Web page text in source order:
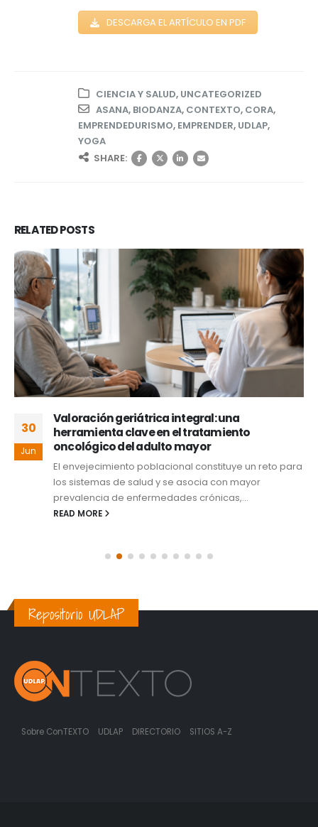
DESCARGA EL ARTÍCULO EN PDF
CIENCIA Y SALUD, UNCATEGORIZED
ASANA, BIODANZA, CONTEXTO, CORA,
EMPRENDEDURISMO, EMPRENDER, UDLAP,
YOGA
SHARE:
RELATEDPOSTS
30
Jun
Valoración geriátrica integral: una
herramienta clave en el tratamiento
oncológico del adulto mayor
El envejecimiento poblacional constituye un reto para
los sistemas de salud y se asocia con mayor
prevalencia de enfermedades crónicas,...
READ MORE
Repositorio UDLAP
Sobre ConTEXTO UDLAP DIRECTORIO SITIOS A-Z